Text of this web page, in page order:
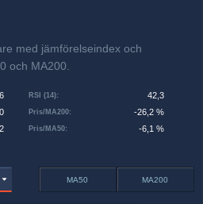
med jämförelseindex och
och MA200.
Pris/MA200: -26,2 %
RSI (14): 42,3
Pris/MA50: -6,1 %
MA50 MA200